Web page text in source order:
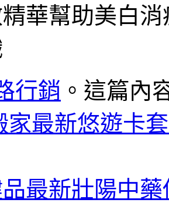
華幫助美白消
行銷 。這篇內
家最新悠遊卡
最新壯陽中